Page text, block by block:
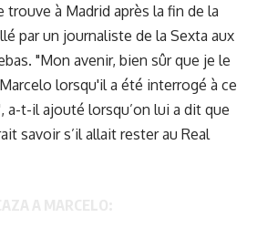
trouve à Madrid après la fin de la
par un journaliste de la Sexta aux
"Mon avenir, bien sûr que je le
lorsqu'il a été interrogé à ce
a-t-il ajouté lorsqu’on lui a dit que
savoir s’il allait rester au Real